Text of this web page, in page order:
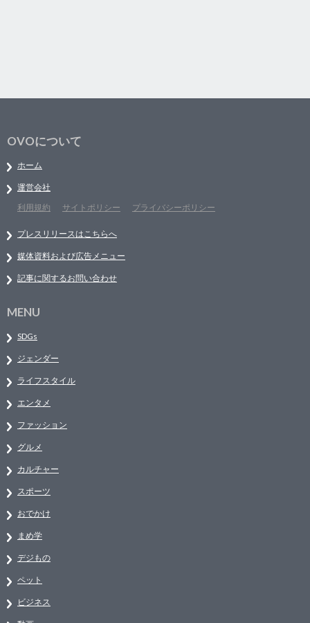
OVOについて
ホーム
運営会社
利用規約
サイトポリシー プライバシーポリシー
プレスリリースはこちらへ
媒体資料および広告メニュー
記事に関するお問い合わせ
MENU
SDGs
ジェンダー
ライフスタイル
エンタメ
ファッション
グルメ
カルチャー
スポーツ
おでかけ
まめ学
デジもの
ペット
ビジネス